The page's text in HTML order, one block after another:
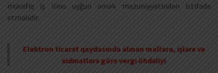
müvafiq iş ilinə uyğun əmək məzuniyyətindən istifadə
etməlidir.
Elektron ticarət qaydasında alınan mallara, işlərə və
xidmətlərə görə vergi öhdəliyi